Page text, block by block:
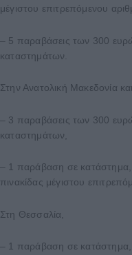
μέγιστου επιτρεπόμενου
– 5 παραβάσεις των 300
καταστημάτων.
Στην Ανατολική Μακεδονία
– 3 παραβάσεις των 300
καταστημάτων,
– 1 παράβαση σε κατάστημα,
πινακίδας μέγιστου
Στη Θεσσαλία,
– 1 παράβαση σε κατάστημα,